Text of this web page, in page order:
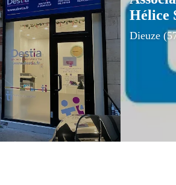
Hélice
Dieuze